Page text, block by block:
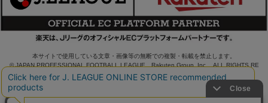
本サイトで使用している文章・画像等の無断での複製・転載を禁止します。
© JAPAN PROFESSIONAL FOOTBALL LEAGUE Rakuten Group, Inc. ALL RIGHTS RE
SERVED.